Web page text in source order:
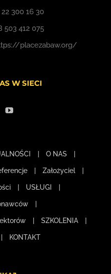
22 300 16 30
503 412 075
placezabaw.org/
W SIECI
O NAS
Założyciel
USŁUGI
SZKOLENIA
KONTAKT